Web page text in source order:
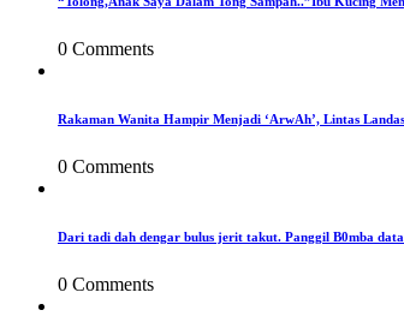
0 Comments
Rakaman Wanita Hampir Menjadi ‘ArwAh’, Lintas
0 Comments
Dari tadi dah dengar bulus jerit takut. Panggil B0mba
0 Comments